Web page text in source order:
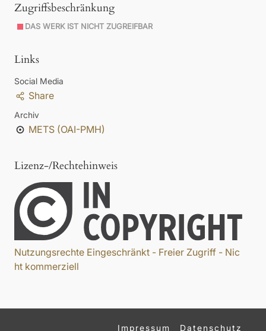
Zugriffsbeschränkung
DAS WERK IST NICHT ZUGREIFBAR
Links
Social Media
Share
Archiv
METS (OAI-PMH)
Lizenz-/Rechtehinweis
Nutzungsrechte Eingeschränkt - Freier Zugriff - Nic
ht kommerziell
Impressum Datenschutz